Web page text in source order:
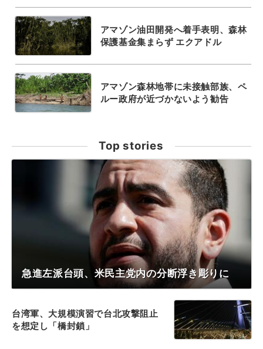
アマゾン油田開発へ着手表明、森林
保護基金集まらず エクアドル
アマゾン森林地帯に未接触部族、ペ
ルー政府が近づかないよう勧告
Top stories
急進左派台頭、米民主党内の分断浮き彫りに
台湾軍、大規模演習で台北攻撃阻止
を想定し「橋封鎖」